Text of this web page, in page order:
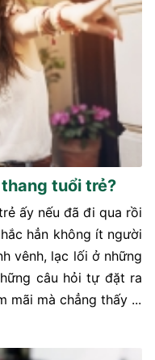
tuổi trẻ?
ấy nếu đã đi qua rồi
hẳn không ít người
vênh, lạc lối ở những
câu hỏi tự đặt ra
mãi mà chẳng thấy ...